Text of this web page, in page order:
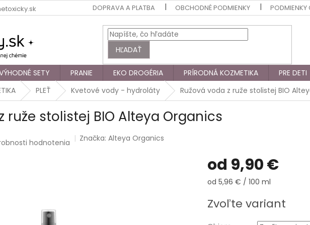
DOPRAVA A PLATBA OBCHODNÉ PODMIENKY PODMIENKY
HĽADAŤ
SETY PRANIE EKO DROGÉRIA PRÍRODNÁ KOZMETIKA PRE DETI
PLEŤ Kvetové vody - hydroláty Ružová voda z ruže stolistej BIO
ruže stolistej BIO Alteya Organics
hodnotenia Značka:Alteya Organics
od 9,90 €
Jednotková
od 5,96 € / 100 ml
Zvoľte variant